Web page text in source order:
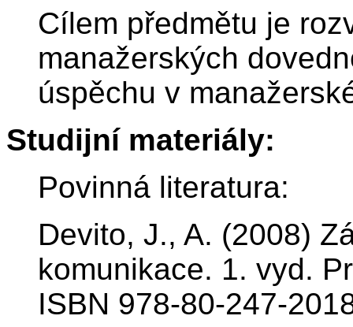
Cílem předmětu je
manažerských
úspěchu v
Studijní materiály:
Povinná literatura:
Devito, J., A. (2008)
komunikace. 1. vyd.
ISBN 978-80-247-